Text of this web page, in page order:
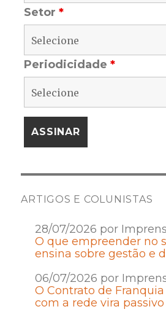
Setor*
Periodicidade*
ARTIGOS E COLUNISTAS
28/07/2026 por
O que empreender no
ensina sobre gestão e
06/07/2026 por
O Contrato de
com a rede vira passivo